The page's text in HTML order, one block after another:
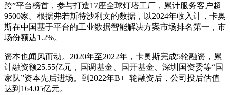
跨”平台榜首，参与打造17座全球灯塔工厂，累计服务客户超
9500家。根据弗若斯特沙利文的数据，以2024年收入计，卡奥
斯在中国基于平台的工业数据智能解决方案市场排名第一，市
场份额达1.2%。
资本也闻风而动。2020年至2022年，卡奥斯完成5轮融资，累
计融资额25.55亿元，国调基金、国开基金、深圳国资委等“国
家队”资本先后进场。到2022年B++轮融资后，公司投后估值
达到164.05亿元。